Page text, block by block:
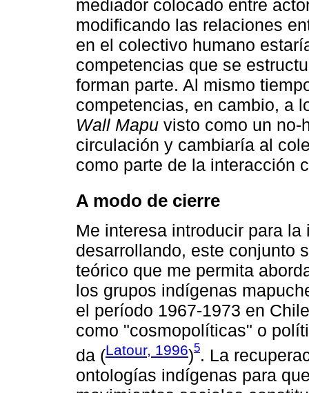
mediador colocado entre
modificando las relaciones
en el colectivo humano
competencias que se
forman parte. Al mismo
competencias, en cambio, a
Wall Mapu visto como un no-
circulación y cambiaría al
como parte de la interacción
A modo de cierre
Me interesa introducir para
desarrollando, este conjunto
teórico que me permita
los grupos indígenas
el período 1967-1973 en
como "cosmopolíticas" o
da (Latour, 1996)5. La
ontologías indígenas para